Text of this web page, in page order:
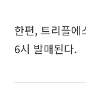
한편, 트리플
6시 발매된다.